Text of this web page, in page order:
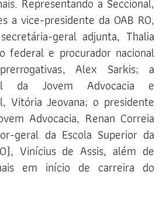
a vice-presidente da OAB RO,
geral adjunta, Thalia
federal e procurador nacional
Alex Sarkis; a
da Jovem Advocacia e
Vitória Jeovana; o presidente
Advocacia, Renan Correia
geral da Escola Superior da
Vinícius de Assis, além de
em início de carreira do